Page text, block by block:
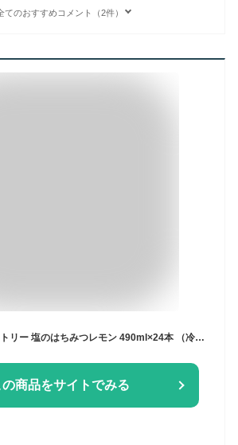
てのおすすめコメント（2件）
【熱中症対策】サントリー 塩のはちみつレモン 490ml×24本 （冷凍兼用)
の商品をサイトでみる